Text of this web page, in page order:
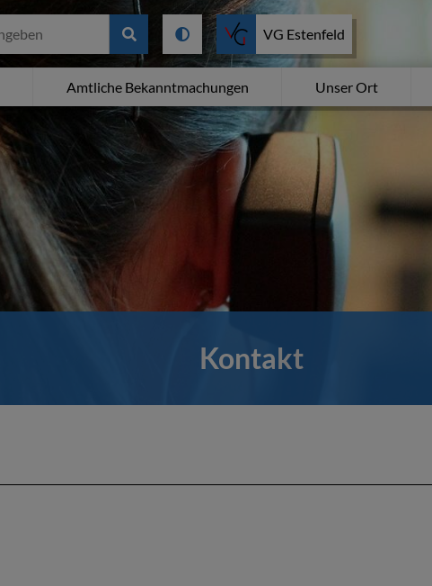
Amtliche Bekanntmachungen Unser Ort
VG Estenfeld
Kontakt